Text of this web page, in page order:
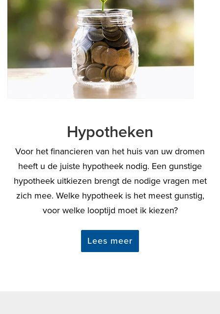
Hypotheken
Voor het financieren van het huis van uw dromen
heeft u de juiste hypotheek nodig. Een gunstige
hypotheek uitkiezen brengt de nodige vragen met
zich mee. Welke hypotheek is het meest gunstig,
voor welke looptijd moet ik kiezen?
Lees meer